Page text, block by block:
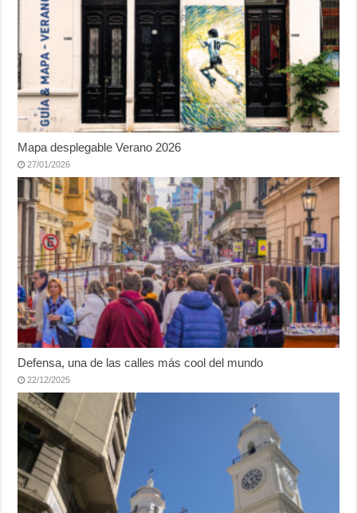
Mapa desplegable Verano 2026
27/01/2026
Defensa, una de las calles más cool del mundo
22/12/2025